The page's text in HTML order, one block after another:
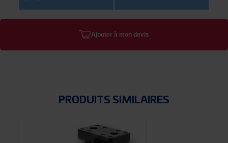
Ajouter à mon devis
PRODUITS SIMILAIRES